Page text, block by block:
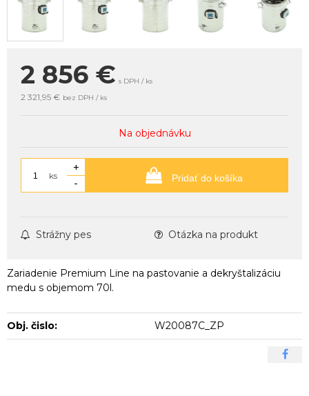
2 856 € s DPH / ks
2 321,95 € bez DPH / ks
Na objednávku
ks
+
-
Pridať do košíka
Strážny pes Otázka na produkt
Zariadenie Premium Line na pastovanie a dekryštalizáciu
medu s objemom 70l.
Obj. čislo: W20087C_ZP